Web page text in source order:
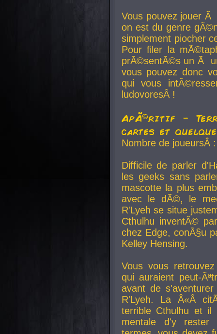
Vous pouvez jouer
on est du genre
simplement piocher
Pour filer la
prÃ©sentÃ©s un Ã
vous pouvez donc
qui vous
ludovoresÂ !
ApÃ©ritif -
cartes et
Nombre de
Difficile de parler
les geeks sans
mascotte la plus
avec le dÃ©, le
R'Lyeh se situe
Cthulhu inventÃ©
chez Edge, conÃ§u
Kelley Hensing.
Vous vous
qui auraient peut-
avant de
R'Lyeh. La Â«Â
terrible Cthulhu et
mentale d'y rester